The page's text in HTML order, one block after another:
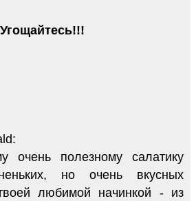
Угощайтесь!!!
очень полезному салатику
но очень вкусных
любимой начинкой - из